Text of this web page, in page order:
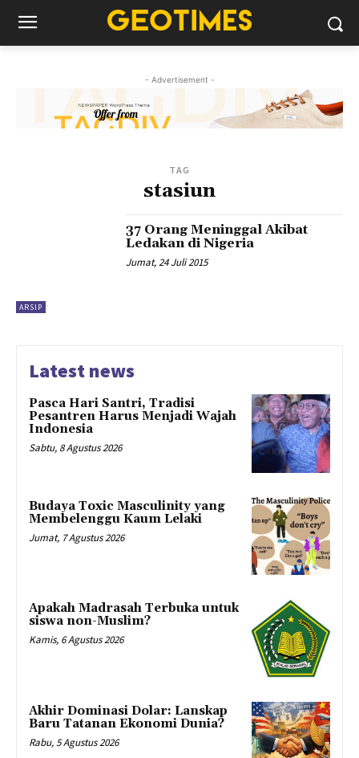
- Advertisement -
TAG
stasiun
ARSIP
37 Orang Meninggal Akibat
Ledakan di Nigeria
Jumat, 24 Juli 2015
Latest news
Pasca Hari Santri, Tradisi
Pesantren Harus Menjadi Wajah
Indonesia
Sabtu, 8 Agustus 2026
Budaya Toxic Masculinity yang
Membelenggu Kaum Lelaki
Jumat, 7 Agustus 2026
Apakah Madrasah Terbuka untuk
siswa non-Muslim?
Kamis, 6 Agustus 2026
Akhir Dominasi Dolar: Lanskap
Baru Tatanan Ekonomi Dunia?
Rabu, 5 Agustus 2026